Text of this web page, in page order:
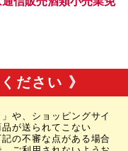
ださい 》
や、ショッピングサイ
が送られてこない
の不審な点がある場合